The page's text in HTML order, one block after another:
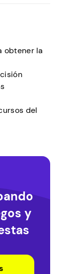
obtener la
del
y